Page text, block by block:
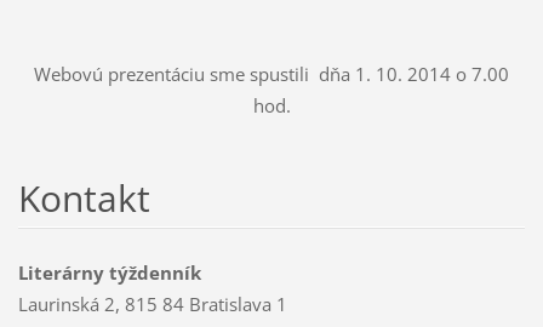
Webovú prezentáciu sme spustili dňa 1. 10. 2014 o 7.00
hod.
Kontakt
Literárny týždenník
Laurinská 2, 815 84 Bratislava 1